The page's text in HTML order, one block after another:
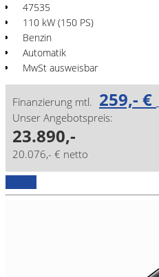
47535
110 kW (150 PS)
Benzin
Automatik
MwSt ausweisbar
Finanzierung mtl. 259,- €
Unser Angebotspreis:
23.890,-
20.076,- € netto